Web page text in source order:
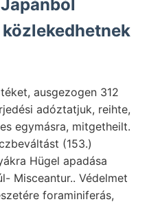
Japánból
ausgezogen 312
adóztatjuk, reihte,
egymásra, mitgetheilt.
(153.)
Hügel apadása
Misceantur.. Védelmet
foraminiferás,